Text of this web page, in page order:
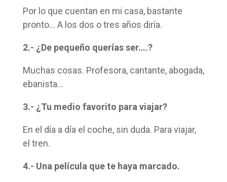
Por lo que cuentan en mi casa, bastante
pronto… A los dos o tres años diría.
2.- ¿De pequeño querías ser….?
Muchas cosas. Profesora, cantante, abogada,
ebanista…
3.- ¿Tu medio favorito para viajar?
En el día a día el coche, sin duda. Para viajar,
el tren.
4.- Una película que te haya marcado.